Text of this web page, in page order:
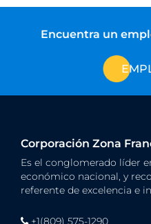
Encuentra un
Corporación Zona
Es el conglomerado líder
económico nacional, y
referente de excelencia e
+1(809) 575-1290